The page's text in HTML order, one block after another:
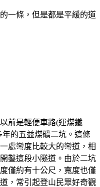
一條，但是都是平緩的道
前是輕便車路(運煤鐵
的五益煤礦二坑。這條
處彎度比較大的彎道，相
鑿這段小隧道。由於二坑
僅約有十公尺，寬度也僅
，常引起登山民眾好奇觀